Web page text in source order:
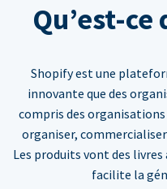
Qu’est-
Shopify est une
innovante que des
compris des
organiser,
Les produits vont des
facilite la